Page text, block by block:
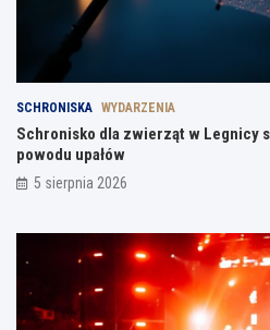
SCHRONISKA WYDARZENIA
Schronisko dla zwierząt w Legnicy
powodu upałów
5 sierpnia 2026